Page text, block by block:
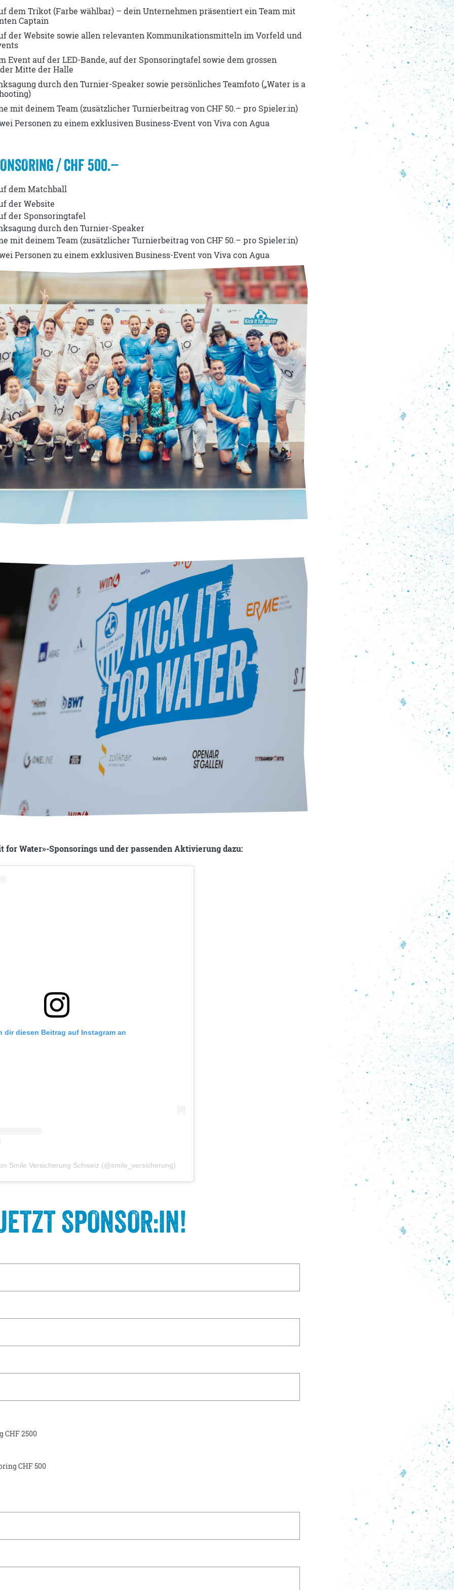
Fragen & Antworten
dem Trikot (Farbe wählbar) – dein Unternehmen präsentiert ein Team mit
Captain
der Website sowie allen relevanten Kommunikationsmitteln im Vorfeld und
Event auf der LED-Bande, auf der Sponsoringtafel sowie dem grossen
Mitte der Halle
durch den Turnier-Speaker sowie persönliches Teamfoto („Water is a
mit deinem Team (zusätzlicher Turnierbeitrag von CHF 50.– pro Spieler:in)
Personen zu einem exklusiven Business-Event von Viva con Agua
/ CHF 500.–
dem Matchball
der Website
der Sponsoringtafel
durch den Turnier-Speaker
mit deinem Team (zusätzlicher Turnierbeitrag von CHF 50.– pro Spieler:in)
Personen zu einem exklusiven Business-Event von Viva con Agua
for Water»-Sponsorings und der passenden Aktivierung dazu:
dir diesen Beitrag auf Instagram an
Smile Versicherung Schweiz (@smile_versicherung)
SPONSOR:IN!
CHF 2500
CHF 500